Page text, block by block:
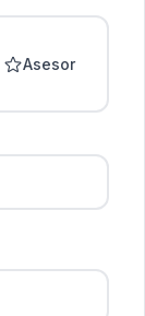
Asesor